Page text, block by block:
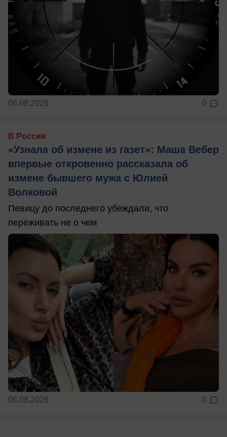
06.08.2026 0
В России
«Узнала об измене из газет»: Маша Вебер
впервые откровенно рассказала об
измене бывшего мужа с Юлией
Волковой
Певицу до последнего убеждали, что
переживать не о чем
06.08.2026 0